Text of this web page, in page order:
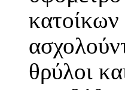
κατοίκων
θρύλοι